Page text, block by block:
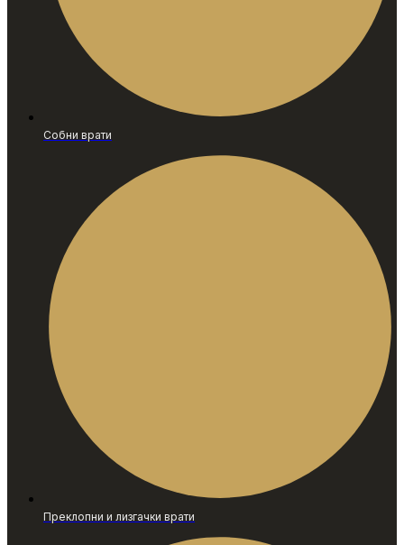
Собни врати
Преклопни и лизгачки врати